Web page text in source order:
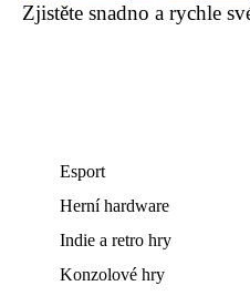
Zjistěte snadno a rychle
Esport
Herní hardware
Indie a retro hry
Konzolové hry